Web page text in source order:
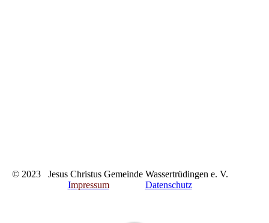
© 2023 Jesus Christus Gemeinde Wassertrüdingen e. V.
Impressum Datenschutz